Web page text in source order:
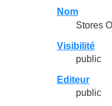
Nom
Stores
Visibilité
public
Editeur
public